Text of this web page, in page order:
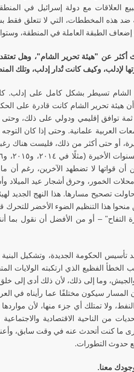
العلاقات مع دولة إسرائيل في
هذه المخططات، التي لا تتعلق فقط
الطبقة العاملة في المنطقة،
أكثر عن "هيئة تحرير الشام"، وهل
لإدلب، وكيف كانت تُدار إدلب، وتلك
الشام تسيطر بشكل كامل على إدلب.
هيئة تحرير الشام كانت قادرة على
توافق إقليمي ودولي على ذلك، وحتى
العربية علمانية. وحتى إذا كان
أو حتى أكثر من ذلك، فليست هناك
أن قواتها لا تضطهد الآخرين، رغم أن
الخمور، وحرق أشجار عيد الميلاد
تصحيح مسارها. هذا النهج الجديد
هذا التنظيم الضوء الأخضر للتحرك
– أو من الأفضل أن نقول بما
تأسيس الحكومة الجديدة، وتشكيل
وما إلى ذلك، لأن ذلك أدى إلى
أن المسار سيكون مختلفًا عما رأيناه
ولا تمتلك أي جزء منها، لأن
من الناحية الاقتصادية
ما كنت أتحدث عنه في وقت سابق، وأعني
حدوث التطورات.
معنا.